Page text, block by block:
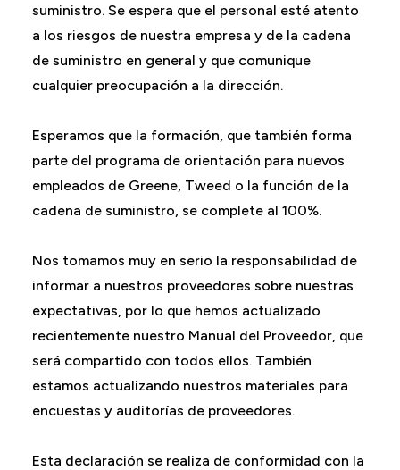
suministro. Se espera que el personal esté atento
a los riesgos de nuestra empresa y de la cadena
de suministro en general y que comunique
cualquier preocupación a la dirección.
Esperamos que la formación, que también forma
parte del programa de orientación para nuevos
empleados de Greene, Tweed o la función de la
cadena de suministro, se complete al 100%.
Nos tomamos muy en serio la responsabilidad de
informar a nuestros proveedores sobre nuestras
expectativas, por lo que hemos actualizado
recientemente nuestro Manual del Proveedor, que
será compartido con todos ellos. También
estamos actualizando nuestros materiales para
encuestas y auditorías de proveedores.
Esta declaración se realiza de conformidad con la